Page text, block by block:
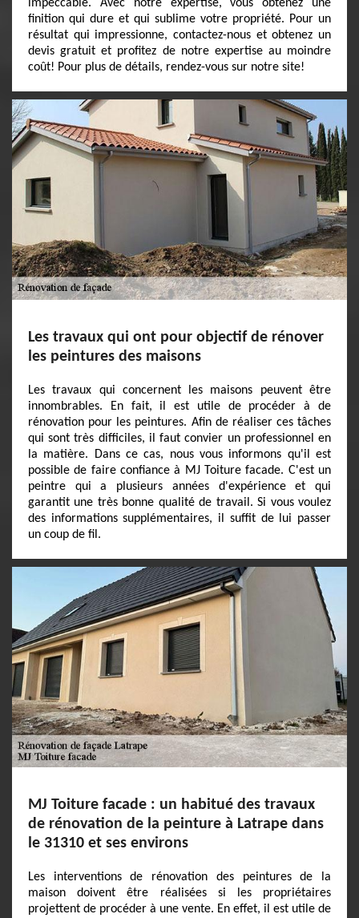
impeccable. Avec notre expertise, vous obtenez une
finition qui dure et qui sublime votre propriété. Pour un
résultat qui impressionne, contactez-nous et obtenez un
devis gratuit et profitez de notre expertise au moindre
coût! Pour plus de détails, rendez-vous sur notre site!
Les travaux qui ont pour objectif de rénover
les peintures des maisons
Les travaux qui concernent les maisons peuvent être
innombrables. En fait, il est utile de procéder à de
rénovation pour les peintures. Afin de réaliser ces tâches
qui sont très difficiles, il faut convier un professionnel en
la matière. Dans ce cas, nous vous informons qu'il est
possible de faire confiance à MJ Toiture facade. C'est un
peintre qui a plusieurs années d'expérience et qui
garantit une très bonne qualité de travail. Si vous voulez
des informations supplémentaires, il suffit de lui passer
un coup de fil.
MJ Toiture facade : un habitué des travaux
de rénovation de la peinture à Latrape dans
le 31310 et ses environs
Les interventions de rénovation des peintures de la
maison doivent être réalisées si les propriétaires
projettent de procéder à une vente. En effet, il est utile de